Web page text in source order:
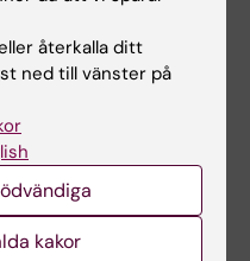
men kan
återkalla ditt
ned till vänster på
kakor